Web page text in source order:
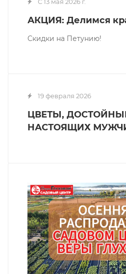
АКЦИЯ: Делимся
Скидки на Петунию!
19 февраля 2026
ЦВЕТЫ,
НАСТОЯЩИХ